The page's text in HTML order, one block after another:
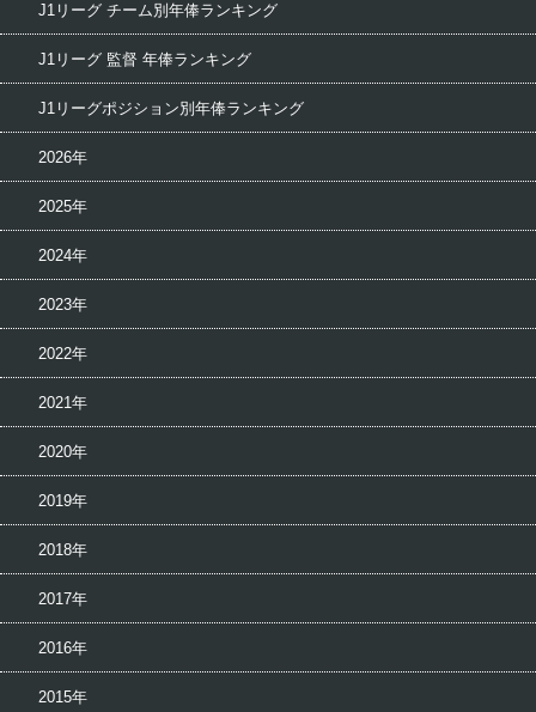
J1リーグ チーム別年俸ランキング
J1リーグ 監督 年俸ランキング
J1リーグポジション別年俸ランキング
2026年
2025年
2024年
2023年
2022年
2021年
2020年
2019年
2018年
2017年
2016年
2015年